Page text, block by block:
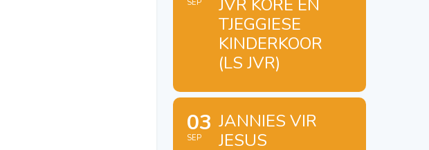
SEP
JVR KORE EN
TJEGGIESE
KINDERKOOR
(LS JVR)
03
SEP
JANNIES VIR
JESUS